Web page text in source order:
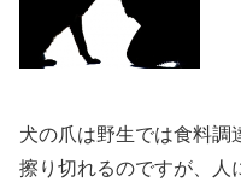
犬の爪は野生では食料
擦り切れるのですが、人